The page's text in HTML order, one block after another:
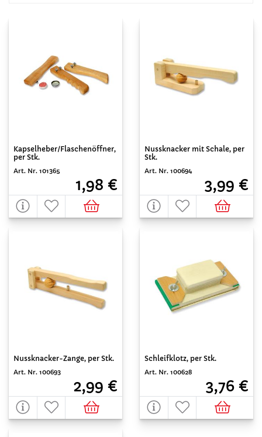
Kapselheber/Flaschenöffner,
per Stk.
Art. Nr. 101365
1,98 €
Nussknacker mit Schale, per
Stk.
Art. Nr. 100694
3,99 €
Nussknacker-Zange, per Stk.
Art. Nr. 100693
2,99 €
Schleifklotz, per Stk.
Art. Nr. 100628
3,76 €